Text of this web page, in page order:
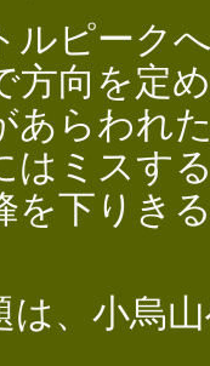
ルピーク
向を定
あらわれ
ミスす
を下りき
、小烏